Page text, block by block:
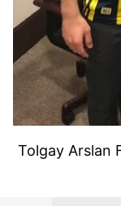
Tolgay Arslan